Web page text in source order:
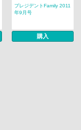
プレジデントFamily 2011
年9月号
購入